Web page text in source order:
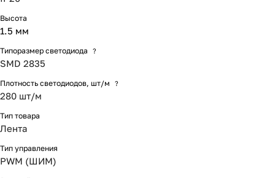
Высота
1.5 мм
Типоразмер светодиода ?
SMD 2835
Плотность светодиодов, шт/м ?
280 шт/м
Тип товара
Лента
Тип управления
PWM (ШИМ)